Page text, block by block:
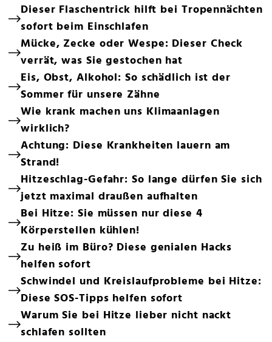
Dieser Flaschentrick hilft bei Tropennächten
sofort beim Einschlafen
Mücke, Zecke oder Wespe: Dieser Check
verrät, was Sie gestochen hat
Eis, Obst, Alkohol: So schädlich ist der
Sommer für unsere Zähne
Wie krank machen uns Klimaanlagen
wirklich?
Achtung: Diese Krankheiten lauern am
Strand!
Hitzeschlag-Gefahr: So lange dürfen Sie sich
jetzt maximal draußen aufhalten
Bei Hitze: Sie müssen nur diese 4
Körperstellen kühlen!
Zu heiß im Büro? Diese genialen Hacks
helfen sofort
Schwindel und Kreislaufprobleme bei Hitze:
Diese SOS-Tipps helfen sofort
Warum Sie bei Hitze lieber nicht nackt
schlafen sollten